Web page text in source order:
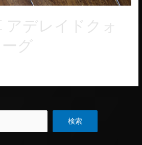
アデレイドクォ
グ
検索